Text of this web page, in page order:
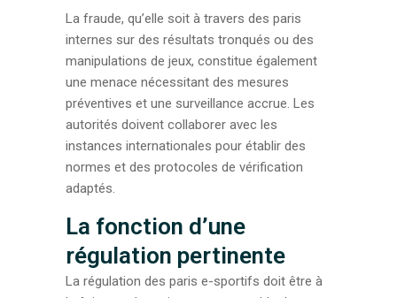
La fraude, qu’elle soit à travers des paris
internes sur des résultats tronqués ou des
manipulations de jeux, constitue également
une menace nécessitant des mesures
préventives et une surveillance accrue. Les
autorités doivent collaborer avec les
instances internationales pour établir des
normes et des protocoles de vérification
adaptés.
La fonction d’une
régulation pertinente
La régulation des paris e-sportifs doit être à